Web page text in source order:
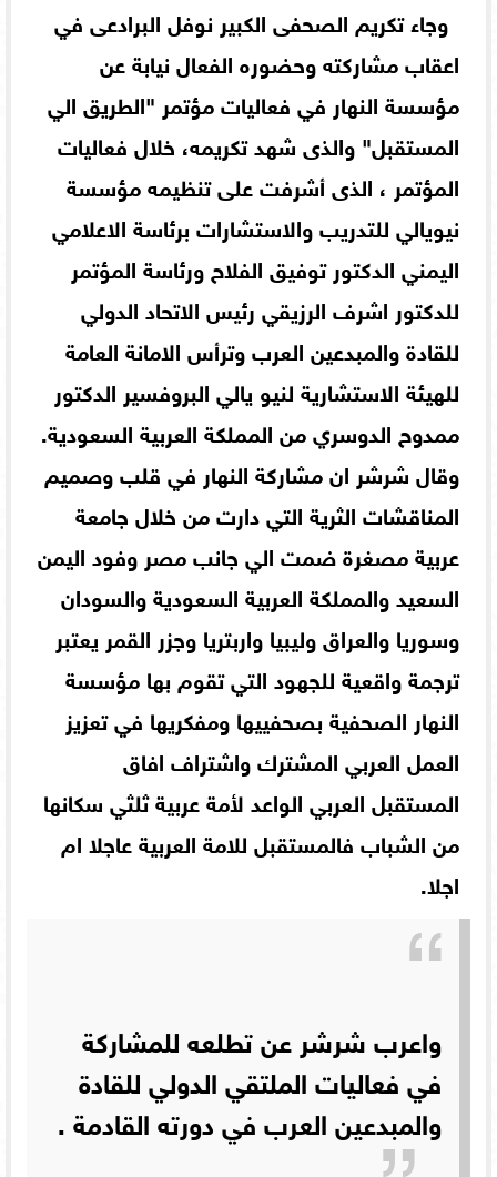
وجاء تكريم الصحفى الكبير نوفل البرادعى في
اعقاب مشاركته وحضوره الفعال نيابة عن
مؤسسة النهار في فعاليات مؤتمر "الطريق الي
المستقبل" والذى شهد تكريمه، خلال فعاليات
المؤتمر ، الذى أشرفت على تنظيمه مؤسسة
نيويالي للتدريب والاستشارات برئاسة الاعلامي
اليمني الدكتور توفيق الفلاح ورئاسة المؤتمر
للدكتور اشرف الرزيقي رئيس الاتحاد الدولي
للقادة والمبدعين العرب وترأس الامانة العامة
للهيئة الاستشارية لنيو يالي البروفسير الدكتور
ممدوح الدوسري من المملكة العربية السعودية.
وقال شرشر ان مشاركة النهار في قلب وصميم
المناقشات الثرية التي دارت من خلال جامعة
عربية مصغرة ضمت الي جانب مصر وفود اليمن
السعيد والمملكة العربية السعودية والسودان
وسوريا والعراق وليبيا واربتريا وجزر القمر يعتبر
ترجمة واقعية للجهود التي تقوم بها مؤسسة
النهار الصحفية بصحفييها ومفكريها في تعزيز
العمل العربي المشترك واشتراف افاق
المستقبل العربي الواعد لأمة عربية ثلثي سكانها
من الشباب فالمستقبل للامة العربية عاجلا ام
اجلا.
واعرب شرشر عن تطلعه للمشاركة
في فعاليات الملتقي الدولي للقادة
والمبدعين العرب في دورته القادمة .